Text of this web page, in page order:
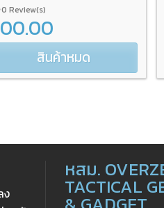
0 Review(s)
สินค้าหมด
ง
หสม.
TACTICAL